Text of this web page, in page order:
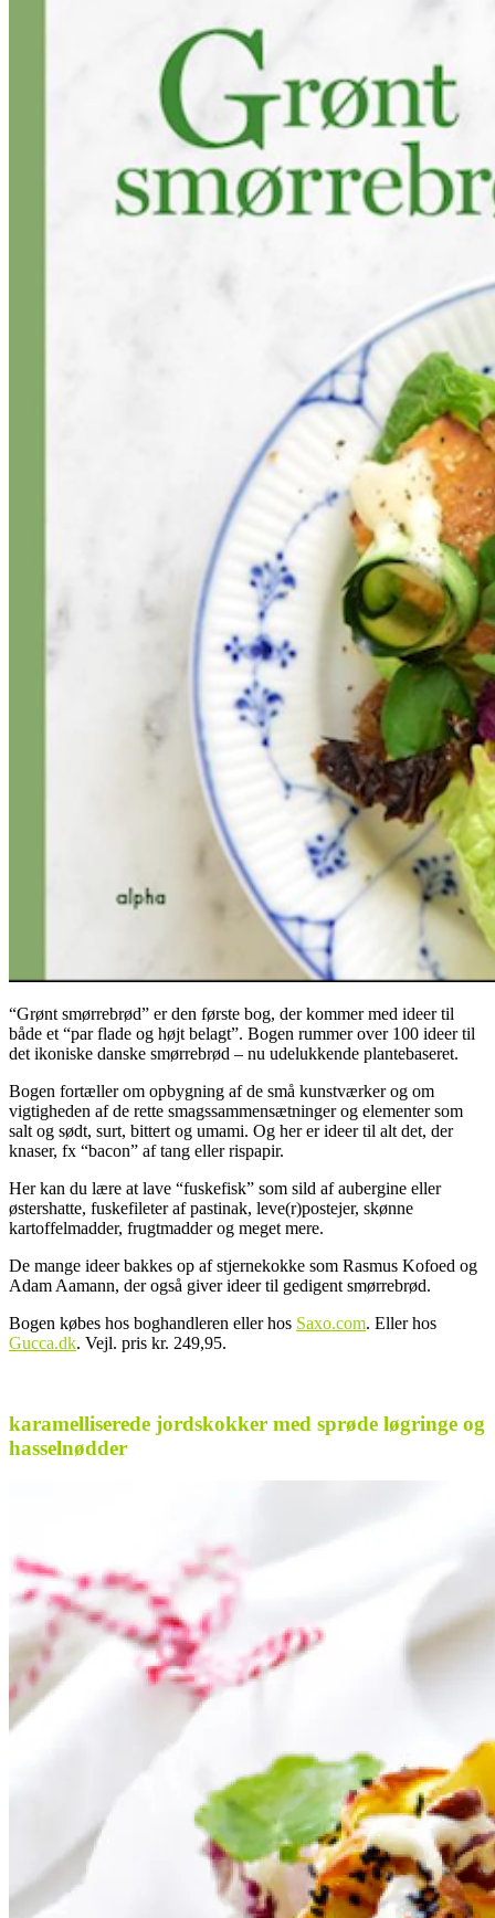
“Grønt smørrebrød” er den første bog, der kommer med ideer til
både et “par flade og højt belagt”. Bogen rummer over 100 ideer til
det ikoniske danske smørrebrød – nu udelukkende plantebaseret.
Bogen fortæller om opbygning af de små kunstværker og om
vigtigheden af de rette smagssammensætninger og elementer som
salt og sødt, surt, bittert og umami. Og her er ideer til alt det, der
knaser, fx “bacon” af tang eller rispapir.
Her kan du lære at lave “fuskefisk” som sild af aubergine eller
østershatte, fuskefileter af pastinak, leve(r)postejer, skønne
kartoffelmadder, frugtmadder og meget mere.
De mange ideer bakkes op af stjernekokke som Rasmus Kofoed og
Adam Aamann, der også giver ideer til gedigent smørrebrød.
Bogen købes hos boghandleren eller hos Saxo.com. Eller hos
Gucca.dk. Vejl. pris kr. 249,95.
karamelliserede jordskokker med sprøde løgringe og
hasselnødder